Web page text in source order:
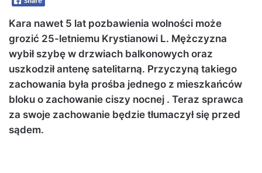
Kara nawet 5 lat pozbawienia wolności może
grozić 25-letniemu Krystianowi L. Mężczyzna
wybił szybę w drzwiach balkonowych oraz
uszkodził antenę satelitarną. Przyczyną takiego
zachowania była prośba jednego z mieszkańców
bloku o zachowanie ciszy nocnej . Teraz sprawca
za swoje zachowanie będzie tłumaczył się przed
sądem.